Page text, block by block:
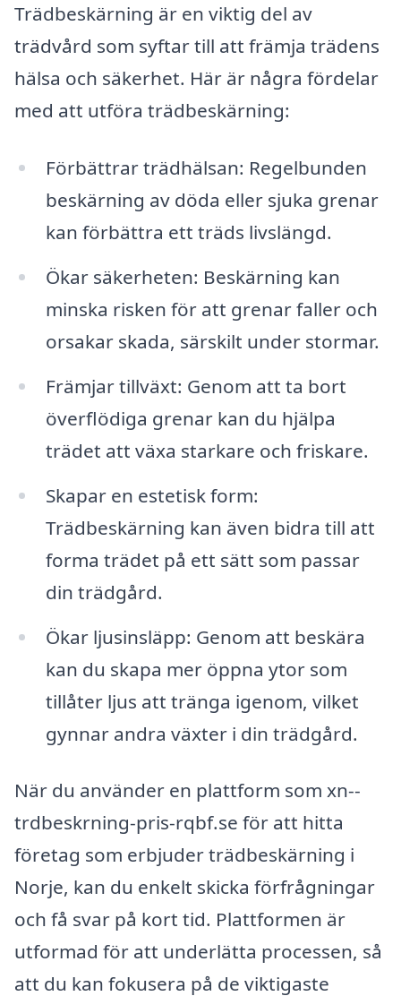
Trädbeskärning är en viktig del av
trädvård som syftar till att främja trädens
hälsa och säkerhet. Här är några fördelar
med att utföra trädbeskärning:
Förbättrar trädhälsan: Regelbunden
beskärning av döda eller sjuka grenar
kan förbättra ett träds livslängd.
Ökar säkerheten: Beskärning kan
minska risken för att grenar faller och
orsakar skada, särskilt under stormar.
Främjar tillväxt: Genom att ta bort
överflödiga grenar kan du hjälpa
trädet att växa starkare och friskare.
Skapar en estetisk form:
Trädbeskärning kan även bidra till att
forma trädet på ett sätt som passar
din trädgård.
Ökar ljusinsläpp: Genom att beskära
kan du skapa mer öppna ytor som
tillåter ljus att tränga igenom, vilket
gynnar andra växter i din trädgård.
När du använder en plattform som xn--
trdbeskrning-pris-rqbf.se för att hitta
företag som erbjuder trädbeskärning i
Norje, kan du enkelt skicka förfrågningar
och få svar på kort tid. Plattformen är
utformad för att underlätta processen, så
att du kan fokusera på de viktigaste